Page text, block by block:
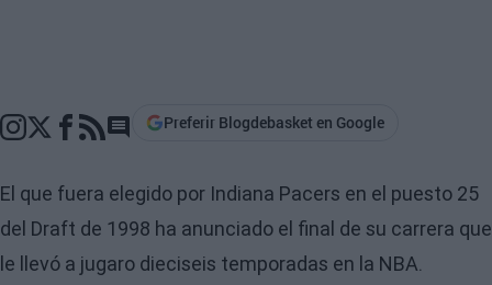
Go to comments section
Preferir Blogdebasket en Google
El que fuera elegido por Indiana Pacers en el puesto 25
del Draft de 1998 ha anunciado el final de su carrera que
le llevó a jugaro dieciseis temporadas en la NBA.